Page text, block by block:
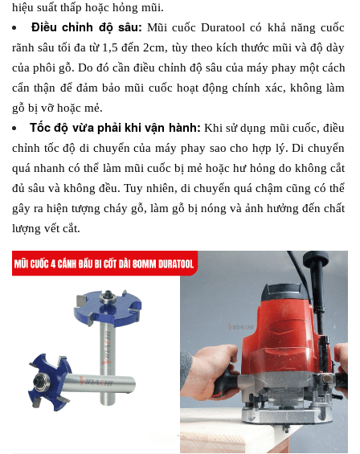
hiệu suất thấp hoặc hỏng mũi.
Điều chỉnh độ sâu: Mũi cuốc Duratool có khả năng cuốc
rãnh sâu tối đa từ 1,5 đến 2cm, tùy theo kích thước mũi và độ dày
của phôi gỗ. Do đó cần điều chỉnh độ sâu của máy phay một cách
cẩn thận để đảm bảo mũi cuốc hoạt động chính xác, không làm
gỗ bị vỡ hoặc mẻ.
Tốc độ vừa phải khi vận hành: Khi sử dụng mũi cuốc, điều
chỉnh tốc độ di chuyển của máy phay sao cho hợp lý. Di chuyển
quá nhanh có thể làm mũi cuốc bị mẻ hoặc hư hỏng do không cắt
đủ sâu và không đều. Tuy nhiên, di chuyển quá chậm cũng có thể
gây ra hiện tượng cháy gỗ, làm gỗ bị nóng và ảnh hưởng đến chất
lượng vết cắt.